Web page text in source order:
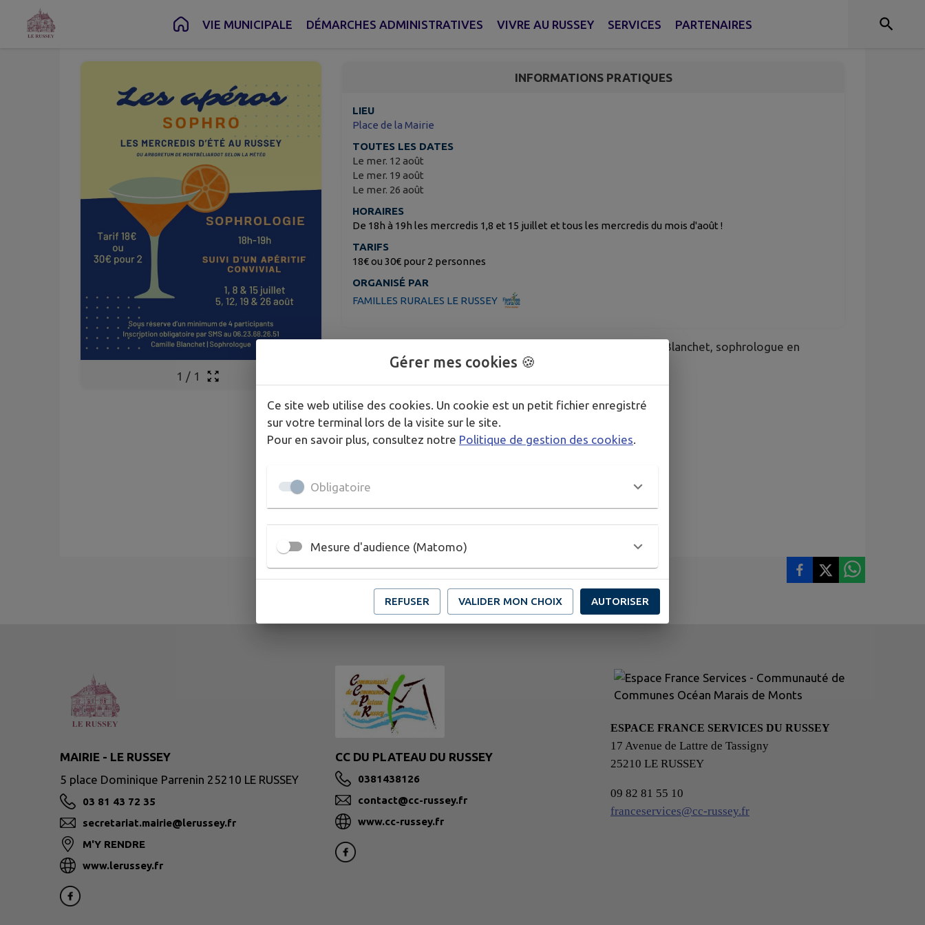
Contenu Recherche Pied de page
VIE MUNICIPALE DÉMARCHES ADMINISTRATIVES VIVRE AU RUSSEY SERVICES PARTENAIRES
12
1 / 1
INFORMATIONS PRATIQUES
LIEU
Place de la Mairie
TOUTES LES DATES
Le mer. 12 août
Le mer. 19 août
Le mer. 26 août
HORAIRES
De 18h à 19h les mercredis 1,8 et 15 juillet et tous les mercredis du mois d'août !
TARIFS
18€ ou 30€ pour 2 personnes
ORGANISÉ PAR
FAMILLES RURALES LE RUSSEY
Venez participer à ce moment convivial organisé par Camille Blanchet, sophrologue en
partenariat avec Familles Rurales Le Russey.
Inscription obligatoire auprès de Camille
MAIRIE - LE RUSSEY
5 place Dominique Parrenin 25210 LE RUSSEY
03 81 43 72 35
secretariat.mairie@lerussey.fr
M'Y RENDRE
www.lerussey.fr
CC DU PLATEAU DU RUSSEY
0381438126
contact@cc-russey.fr
www.cc-russey.fr
ESPACE FRANCE SERVICES DU RUSSEY
17 Avenue de Lattre de Tassigny
25210 LE RUSSEY
09 82 81 55 10
franceservices@cc-russey.fr
Gérer mes cookies 🍪
Ce site web utilise des cookies. Un cookie est un petit fichier enregistré
sur votre terminal lors de la visite sur le site.
Pour en savoir plus, consultez notre Politique de gestion des cookies.
Obligatoire
Mesure d'audience (Matomo)
REFUSER VALIDER MON CHOIX AUTORISER